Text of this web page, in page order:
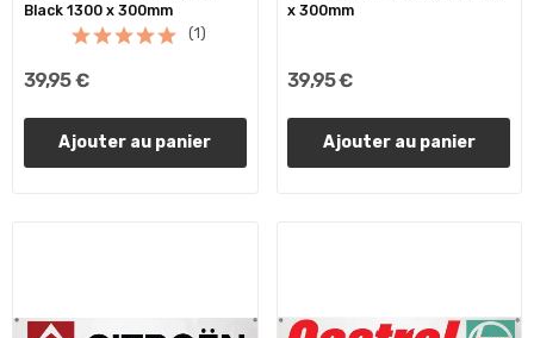
Black 1300 x 300mm
(1)
39,95 €
Ajouter au panier
x 300mm
39,95 €
Ajouter au panier